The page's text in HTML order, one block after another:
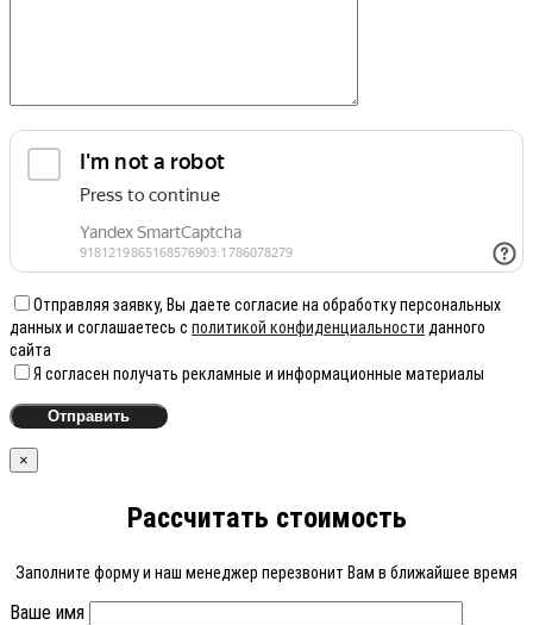
Отправляя заявку, Вы даете согласие на обработку персональных
данных и соглашаетесь с политикой конфиденциальности данного
сайта
Я согласен получать рекламные и информационные материалы
×
Рассчитать стоимость
Заполните форму и наш менеджер перезвонит Вам в ближайшее время
Ваше имя